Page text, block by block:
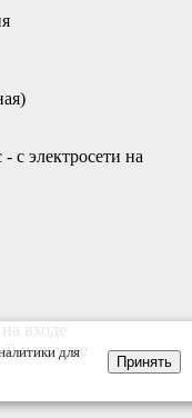
с электросети на
входе
нагрузке
для
Принять